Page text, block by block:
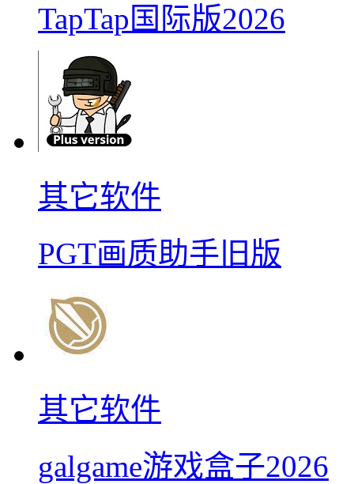
TapTap国际版2026
其它软件
PGT画质助手旧版
其它软件
galgame游戏盒子2026